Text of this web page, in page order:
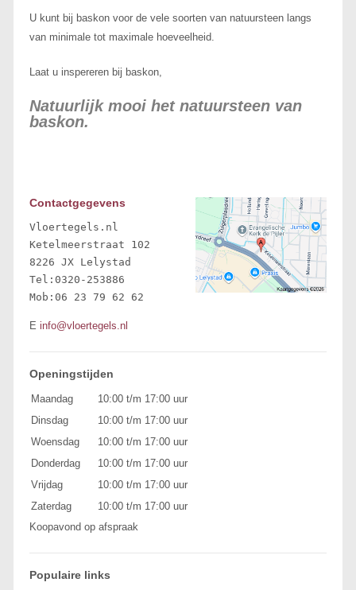
U kunt bij baskon voor de vele soorten van natuursteen langs
van minimale tot maximale hoeveelheid.
Laat u inspereren bij baskon,
Natuurlijk mooi het natuursteen van
baskon.
Contactgegevens
Vloertegels.nl
Ketelmeerstraat 102
8226 JX Lelystad
Tel:0320-253886
Mob:06 23 79 62 62
E info@vloertegels.nl
Openingstijden
Maandag
10:00 t/m 17:00 uur
Dinsdag
10:00 t/m 17:00 uur
Woensdag
10:00 t/m 17:00 uur
Donderdag
10:00 t/m 17:00 uur
Vrijdag
10:00 t/m 17:00 uur
Zaterdag
10:00 t/m 17:00 uur
Koopavond op afspraak
Populaire links